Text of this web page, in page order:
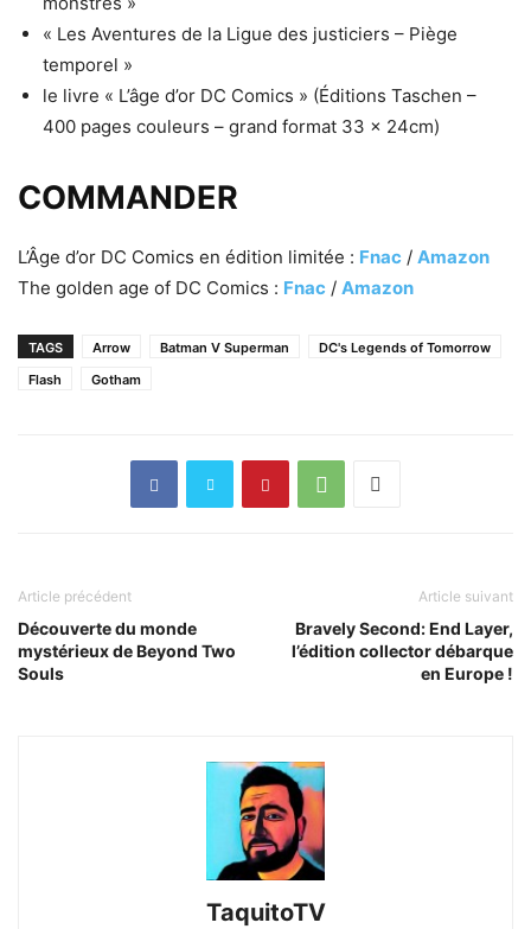
« Les Aventures de la Ligue des justiciers – Piège
temporel »
le livre « L’âge d’or DC Comics » (Éditions Taschen –
400 pages couleurs – grand format 33 x 24cm)
COMMANDER
L’Âge d’or DC Comics en édition limitée : Fnac / Amazon
The golden age of DC Comics : Fnac / Amazon
TAGS Arrow Batman V Superman
DC's Legends of Tomorrow
Flash
Gotham
Article précédent
Découverte du monde
mystérieux de Beyond Two
Souls
Article suivant
Bravely Second: End Layer,
l’édition collector débarque
en Europe !
TaquitoTV